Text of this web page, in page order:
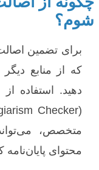
شوم؟
برای تضمین
که از منابع
دهید. استفاده
متخصص،
محتوای